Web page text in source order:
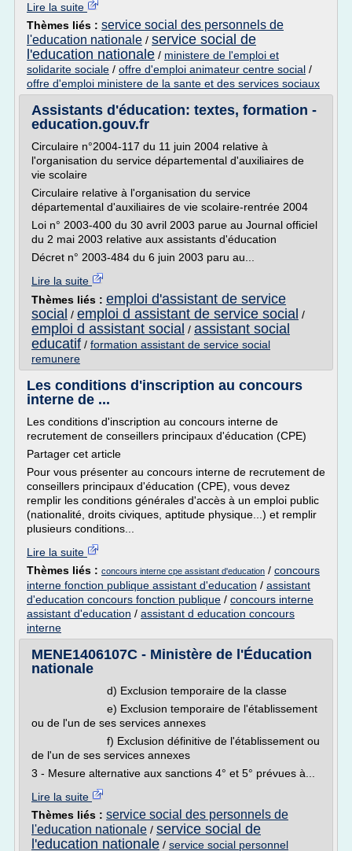
Lire la suite
Thèmes liés : service social des personnels de
l'education nationale / service social de
l'education nationale / ministere de l'emploi et
solidarite sociale / offre d'emploi animateur centre social /
offre d'emploi ministere de la sante et des services sociaux
Assistants d'éducation: textes, formation -
education.gouv.fr
Circulaire n°2004-117 du 11 juin 2004 relative à
l'organisation du service départemental d'auxiliaires de
vie scolaire
Circulaire relative à l'organisation du service
départemental d'auxiliaires de vie scolaire-rentrée 2004
Loi n° 2003-400 du 30 avril 2003 parue au Journal officiel
du 2 mai 2003 relative aux assistants d'éducation
Décret n° 2003-484 du 6 juin 2003 paru au...
Lire la suite
Thèmes liés : emploi d'assistant de service
social / emploi d assistant de service social /
emploi d assistant social / assistant social
educatif / formation assistant de service social
remunere
Les conditions d'inscription au concours
interne de ...
Les conditions d'inscription au concours interne de
recrutement de conseillers principaux d'éducation (CPE)
Partager cet article
Pour vous présenter au concours interne de recrutement de
conseillers principaux d'éducation (CPE), vous devez
remplir les conditions générales d'accès à un emploi public
(nationalité, droits civiques, aptitude physique...) et remplir
plusieurs conditions...
Lire la suite
Thèmes liés : concours interne cpe assistant d'education / concours
interne fonction publique assistant d'education / assistant
d'education concours fonction publique / concours interne
assistant d'education / assistant d education concours
interne
MENE1406107C - Ministère de l'Éducation
nationale
d) Exclusion temporaire de la classe
e) Exclusion temporaire de l'établissement
ou de l'un de ses services annexes
f) Exclusion définitive de l'établissement ou
de l'un de ses services annexes
3 - Mesure alternative aux sanctions 4° et 5° prévues à...
Lire la suite
Thèmes liés : service social des personnels de
l'education nationale / service social de
l'education nationale / service social personnel